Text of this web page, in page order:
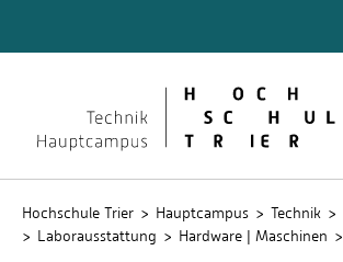
Hochschule Trier Hauptcampus Technik
Laborausstattung
Hardware | Maschinen